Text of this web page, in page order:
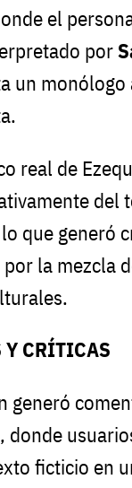
el
por
un monólogo
real de
del
que generó
la mezcla
Y CRÍTICAS
generó
donde
ficticio en